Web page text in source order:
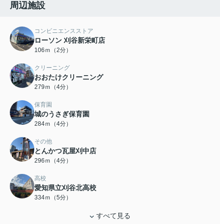
周辺施設
コンビニエンスストア
ローソン 刈谷新栄町店
106ｍ（2分）
クリーニング
おおたけクリーニング
279ｍ（4分）
保育園
城のうさぎ保育園
284ｍ（4分）
その他
とんかつ瓦屋刈中店
296ｍ（4分）
高校
愛知県立刈谷北高校
334ｍ（5分）
すべて見る